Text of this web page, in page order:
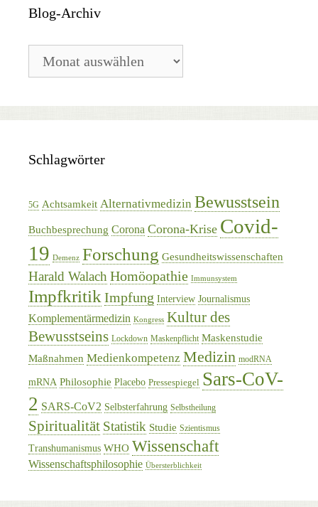
Blog-Archiv
Archiv
Schlagwörter
5G Achtsamkeit Alternativmedizin Bewusstsein
Buchbesprechung Corona Corona-Krise Covid-
19 Demenz Forschung Gesundheitswissenschaften
Harald Walach Homöopathie Immunsystem
Impfkritik Impfung Interview Journalismus
Komplementärmedizin Kongress Kultur des
Bewusstseins Lockdown Maskenpflicht Maskenstudie
Maßnahmen Medienkompetenz Medizin modRNA
mRNA Philosophie Placebo Pressespiegel Sars-CoV-
2 SARS-CoV2 Selbsterfahrung Selbstheilung
Spiritualität Statistik Studie Szientismus
Transhumanismus WHO Wissenschaft
Wissenschaftsphilosophie Übersterblichkeit